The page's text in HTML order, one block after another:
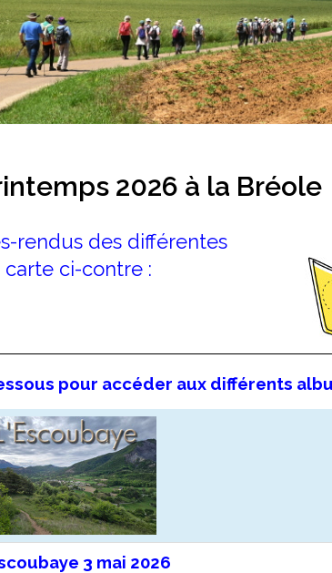
2026 à la Bréole
rendus des différentes
ci-contre :
pour accéder aux différents
3 mai 2026